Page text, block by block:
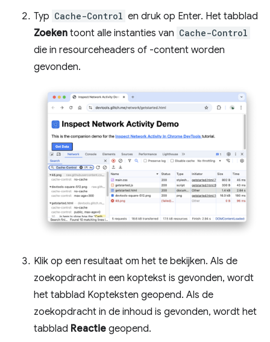
Typ Cache-Control en druk op Enter. Het tabblad
Zoeken toont alle instanties van Cache-Control
die in resourceheaders of -content worden
gevonden.
Klik op een resultaat om het te bekijken. Als de
zoekopdracht in een koptekst is gevonden, wordt
het tabblad Kopteksten geopend. Als de
zoekopdracht in de inhoud is gevonden, wordt het
tabblad Reactie geopend.